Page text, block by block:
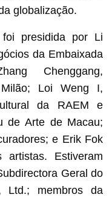
globalização.
presidida por Li
da Embaixada
Chenggang,
Loi Weng I,
da RAEM e
de Arte de Macau;
e Erik Fok
artistas. Estiveram
Geral do
Ltd.; membros da